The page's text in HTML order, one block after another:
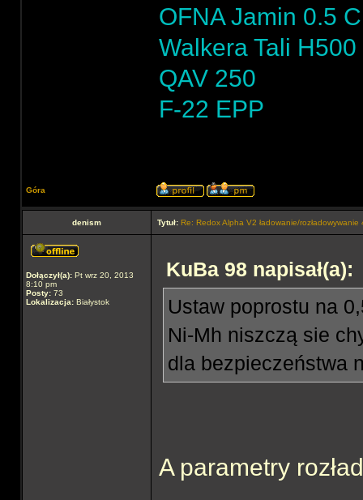
OFNA Jamin 0.5
Walkera Tali H500
QAV 250
F-22 EPP
Góra
denism Tytuł: Re: Redox Alpha V2 ładowanie/rozładowywanie
Dołączył(a): Pt wrz 20, 2013
8:10 pm
Posty: 73
Lokalizacja: Białystok
KuBa 98 napisał(a):
Ustaw poprostu na
Ni-Mh niszczą sie
dla bezpieczeństwa
A parametry